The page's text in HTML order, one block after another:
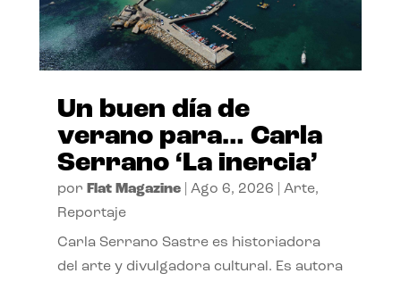
Un buen día de
verano para… Carla
Serrano ‘La inercia’
por Flat Magazine| Ago 6, 2026 Arte,
Reportaje
Carla Serrano Sastre es historiadora
del arte y divulgadora cultural. Es autora